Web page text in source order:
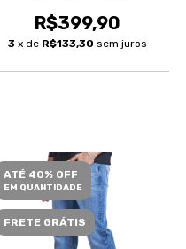
R$399,90
3 x de R$133,30 sem juros
ATÉ 40% OFF
EM QUANTIDADE
FRETE GRÁTIS